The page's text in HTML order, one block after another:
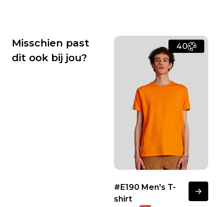
Misschien past
dit ook bij jou?
40
#E190 Men's T-
shirt